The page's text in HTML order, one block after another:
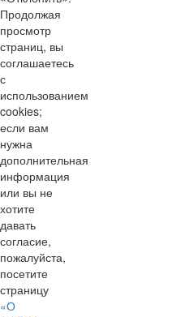
Продолжая
просмотр
страниц, вы
соглашаетесь
с
использованием
cookies;
если вам
нужна
дополнительная
информация
или вы не
хотите
давать
согласие,
пожалуйста,
посетите
страницу
«О